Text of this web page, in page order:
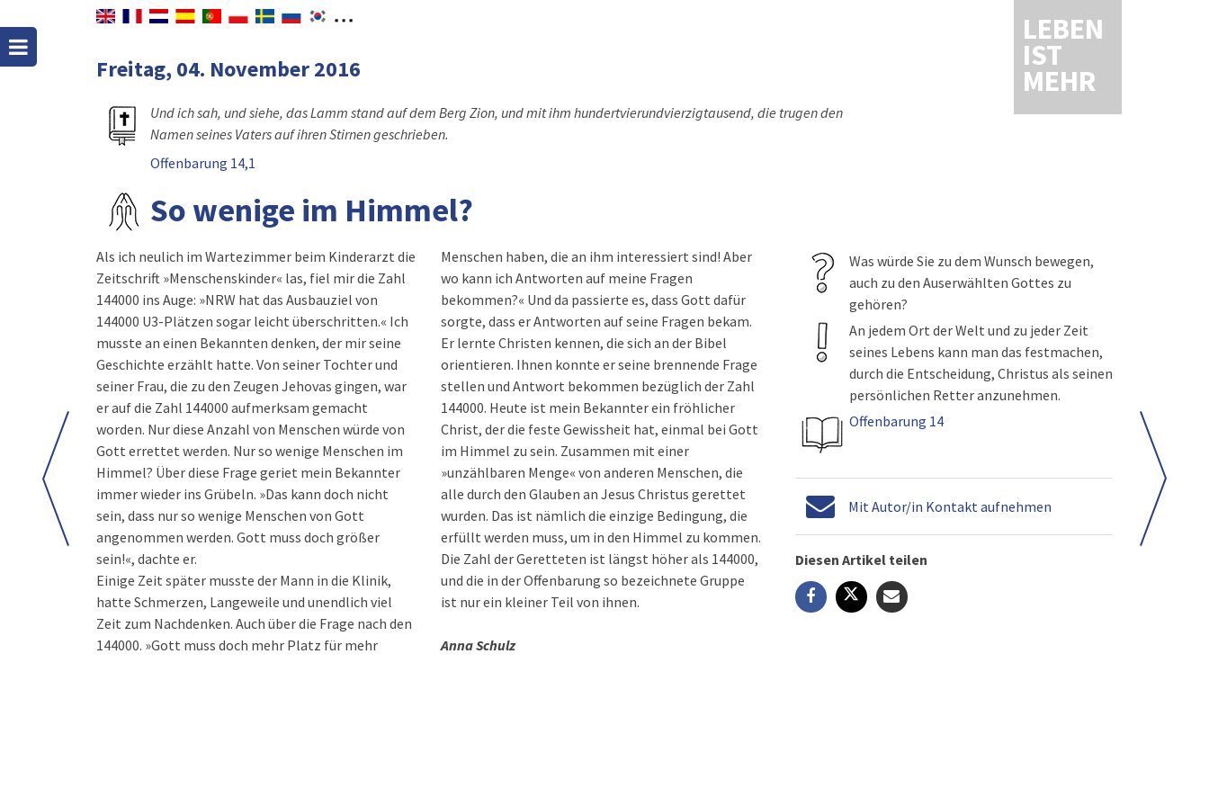
LEBEN
IST
MEHR
Freitag, 04. November 2016
Und ich sah, und siehe, das Lamm stand auf dem Berg Zion, und mit ihm hundertvierundvierzigtausend, die trugen den
Namen seines Vaters auf ihren Stirnen geschrieben.
Offenbarung 14,1
So wenige im Himmel?
Als ich neulich im Wartezimmer beim Kinderarzt die
Zeitschrift »Menschenskinder« las, fiel mir die Zahl
144000 ins Auge: »NRW hat das Ausbauziel von
144000 U3-Plätzen sogar leicht überschritten.« Ich
musste an einen Bekannten denken, der mir seine
Geschichte erzählt hatte. Von seiner Tochter und
seiner Frau, die zu den Zeugen Jehovas gingen, war
er auf die Zahl 144000 aufmerksam gemacht
worden. Nur diese Anzahl von Menschen würde von
Gott errettet werden. Nur so wenige Menschen im
Himmel? Über diese Frage geriet mein Bekannter
immer wieder ins Grübeln. »Das kann doch nicht
sein, dass nur so wenige Menschen von Gott
angenommen werden. Gott muss doch größer
sein!«, dachte er.
Einige Zeit später musste der Mann in die Klinik,
hatte Schmerzen, Langeweile und unendlich viel
Zeit zum Nachdenken. Auch über die Frage nach den
144000. »Gott muss doch mehr Platz für mehr
Menschen haben, die an ihm interessiert sind! Aber
wo kann ich Antworten auf meine Fragen
bekommen?« Und da passierte es, dass Gott dafür
sorgte, dass er Antworten auf seine Fragen bekam.
Er lernte Christen kennen, die sich an der Bibel
orientieren. Ihnen konnte er seine brennende Frage
stellen und Antwort bekommen bezüglich der Zahl
144000. Heute ist mein Bekannter ein fröhlicher
Christ, der die feste Gewissheit hat, einmal bei Gott
im Himmel zu sein. Zusammen mit einer
»unzählbaren Menge« von anderen Menschen, die
alle durch den Glauben an Jesus Christus gerettet
wurden. Das ist nämlich die einzige Bedingung, die
erfüllt werden muss, um in den Himmel zu kommen.
Die Zahl der Geretteten ist längst höher als 144000,
und die in der Offenbarung so bezeichnete Gruppe
ist nur ein kleiner Teil von ihnen.
Anna Schulz
Was würde Sie zu dem Wunsch bewegen,
auch zu den Auserwählten Gottes zu
gehören?
An jedem Ort der Welt und zu jeder Zeit
seines Lebens kann man das festmachen,
durch die Entscheidung, Christus als seinen
persönlichen Retter anzunehmen.
Offenbarung 14
Mit Autor/in Kontakt aufnehmen
Diesen Artikel teilen